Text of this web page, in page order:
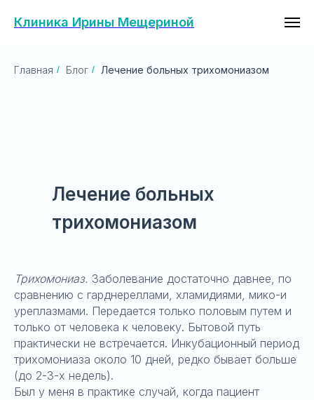
Клиника Ирины Мещериной
Главная / Блог / Лечение больных трихомониазом
Лечение больных
трихомониазом
Трихомониаз. Заболевание достаточно давнее, по
сравнению с гарднереллами, хламидиями, мико-и
уреплазмами. Передается только половым путем и
только от человека к человеку. Бытовой путь
практически не встречается. Инкубационный период
трихомониаза около 10 дней, редко бывает больше
(до 2-3-х недель).
Был у меня в практике случай, когда пациент